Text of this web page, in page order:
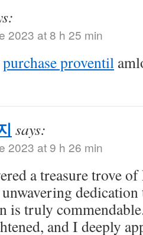
2023 at 8 h 25 min
purchase proventil
says:
2023 at 9 h 26 min
a treasure trove
is truly
and I deeply